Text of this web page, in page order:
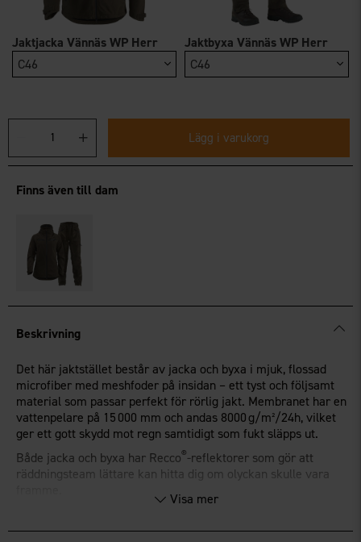
Jaktjacka Vännäs WP Herr
C46
Jaktbyxa Vännäs WP Herr
C46
Lägg i varukorg
Finns även till dam
Beskrivning
Det här jaktstället består av jacka och byxa i mjuk, flossad
microfiber med meshfoder på insidan – ett tyst och följsamt
material som passar perfekt för rörlig jakt. Membranet har en
vattenpelare på 15 000 mm och andas 8000 g/m²/24h, vilket
ger ett gott skydd mot regn samtidigt som fukt släpps ut.
Både jacka och byxa har Recco®-reflektorer som gör att
räddningsteam lättare kan hitta dig om olyckan skulle vara
med antennhållare, två framfickor, en innerficka samt en stor
Visa mer